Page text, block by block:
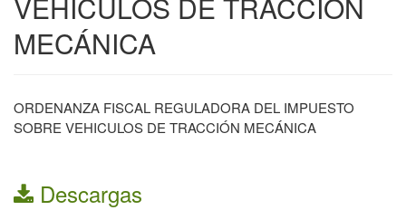
MECÁNICA
ORDENANZA FISCAL REGULADORA DEL IMPUESTO
SOBRE VEHICULOS DE TRACCIÓN MECÁNICA
Descargas